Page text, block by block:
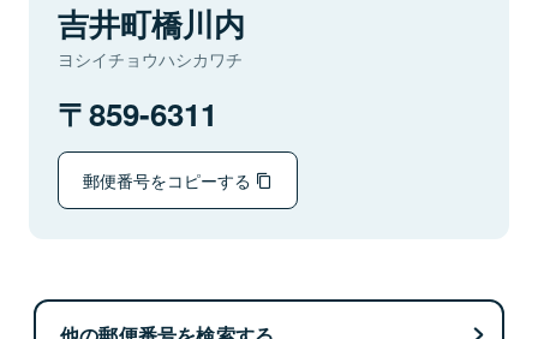
吉井町橋川内
ヨシイチョウハシカワチ
859-6311
郵便番号をコピーする